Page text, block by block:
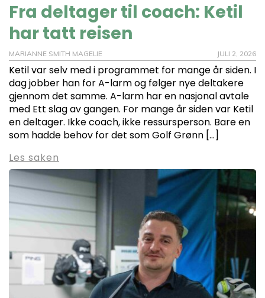
Fra deltager til coach: Ketil
har tatt reisen
MARIANNE SMITH MAGELIE JULI 2, 2026
Ketil var selv med i programmet for mange år siden. I
dag jobber han for A-larm og følger nye deltakere
gjennom det samme. A-larm har en nasjonal avtale
med Ett slag av gangen. For mange år siden var Ketil
en deltager. Ikke coach, ikke ressursperson. Bare en
som hadde behov for det som Golf Grønn […]
Les saken